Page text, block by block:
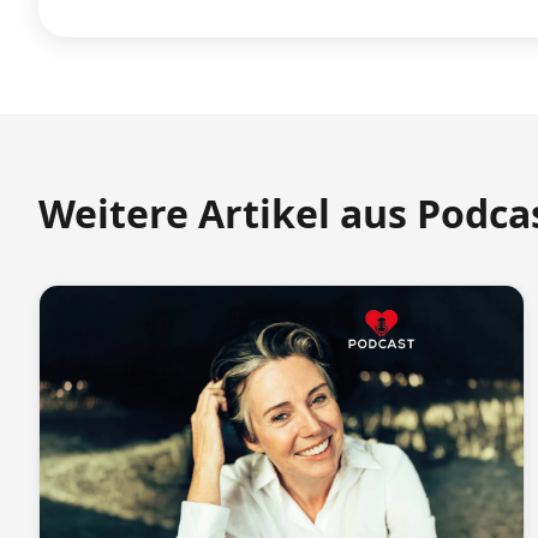
Weitere Artikel aus